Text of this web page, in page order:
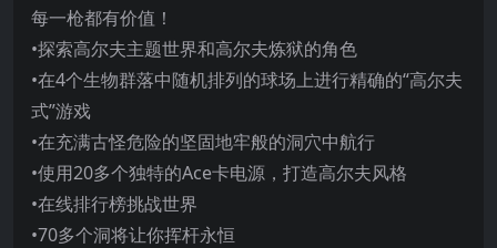
每一枪都有价值！
•探索高尔夫主题世界和高尔夫炼狱的角色
•在4个生物群落中随机排列的球场上进行精确的“高尔夫
式”游戏
•在充满古怪危险的坚固地牢般的洞穴中航行
•使用20多个独特的Ace卡电源，打造高尔夫风格
•在线排行榜挑战世界
•70多个洞将让你挥杆永恒